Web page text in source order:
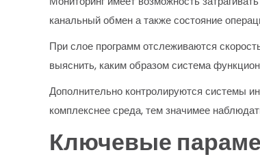
канальный обмен а также состояние
При слое программ отслеживаются
выяснить, каким образом система
Дополнительно контролируются системы
комплекснее среда, тем значимее
Ключевые